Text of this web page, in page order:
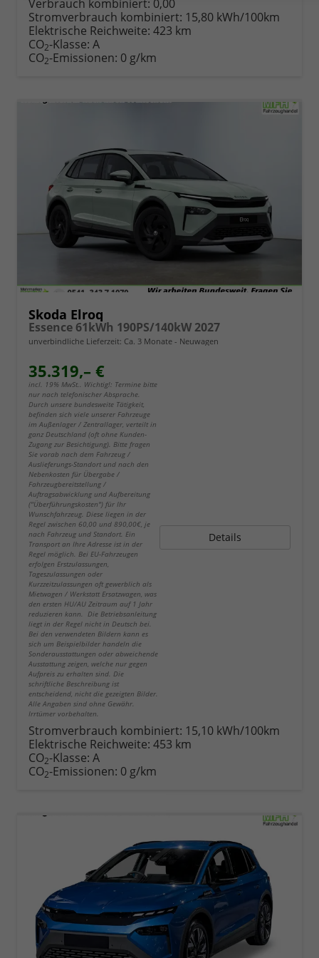
Verbrauch kombiniert: 0,00
Stromverbrauch kombiniert: 15,80 kWh/100km
Elektrische Reichweite: 423 km
CO2-Klasse: A
CO2-Emissionen: 0 g/km
Skoda Elroq
Essence 61kWh 190PS/140kW 2027
unverbindliche Lieferzeit: Ca. 3 Monate Neuwagen
35.319,– €
incl. 19% MwSt.. Wichtig!: Termine bitte
nur nach telefonischer Absprache.
Durch unsere bundesweite Tätigkeit,
befinden sich viele unserer Fahrzeuge
im Außenlager / Zentrallager, verteilt in
ganz Deutschland (oft ohne Kunden-
Zugang zur Besichtigung). Bitte fragen
Sie vorab nach dem Fahrzeug /
Auslieferungs-Standort und nach den
Nebenkosten für Übergabe /
Fahrzeugbereitstellung /
Auftragsabwicklung und Aufbereitung
("Überführungskosten") für Ihr
Wunschfahrzeug. Diese liegen in der
Regel zwischen 60,00 und 890,00€, je
nach Fahrzeug und Standort. Ein
Transport an Ihre Adresse ist in der
Regel möglich. Bei EU-Fahrzeugen
erfolgen Erstzulassungen,
Tageszulassungen oder
Kurzzeitzulassungen oft gewerblich als
Mietwagen / Werkstatt Ersatzwagen, was
den ersten HU/AU Zeitraum auf 1 Jahr
reduzieren kann. Die Betriebsanleitung
liegt in der Regel nicht in Deutsch bei.
Bei den verwendeten Bildern kann es
sich um Beispielbilder handeln die
Sonderausstattungen oder abweichende
Ausstattung zeigen, welche nur gegen
Aufpreis zu erhalten sind. Die
schriftliche Beschreibung ist
entscheidend, nicht die gezeigten Bilder.
Alle Angaben sind ohne Gewähr.
Irrtümer vorbehalten.
Details
Stromverbrauch kombiniert: 15,10 kWh/100km
Elektrische Reichweite: 453 km
CO2-Klasse: A
CO2-Emissionen: 0 g/km